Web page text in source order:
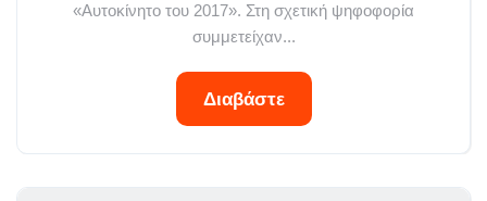
«Αυτοκίνητο του 2017». Στη σχετική ψηφοφορία
συμμετείχαν...
Διαβάστε